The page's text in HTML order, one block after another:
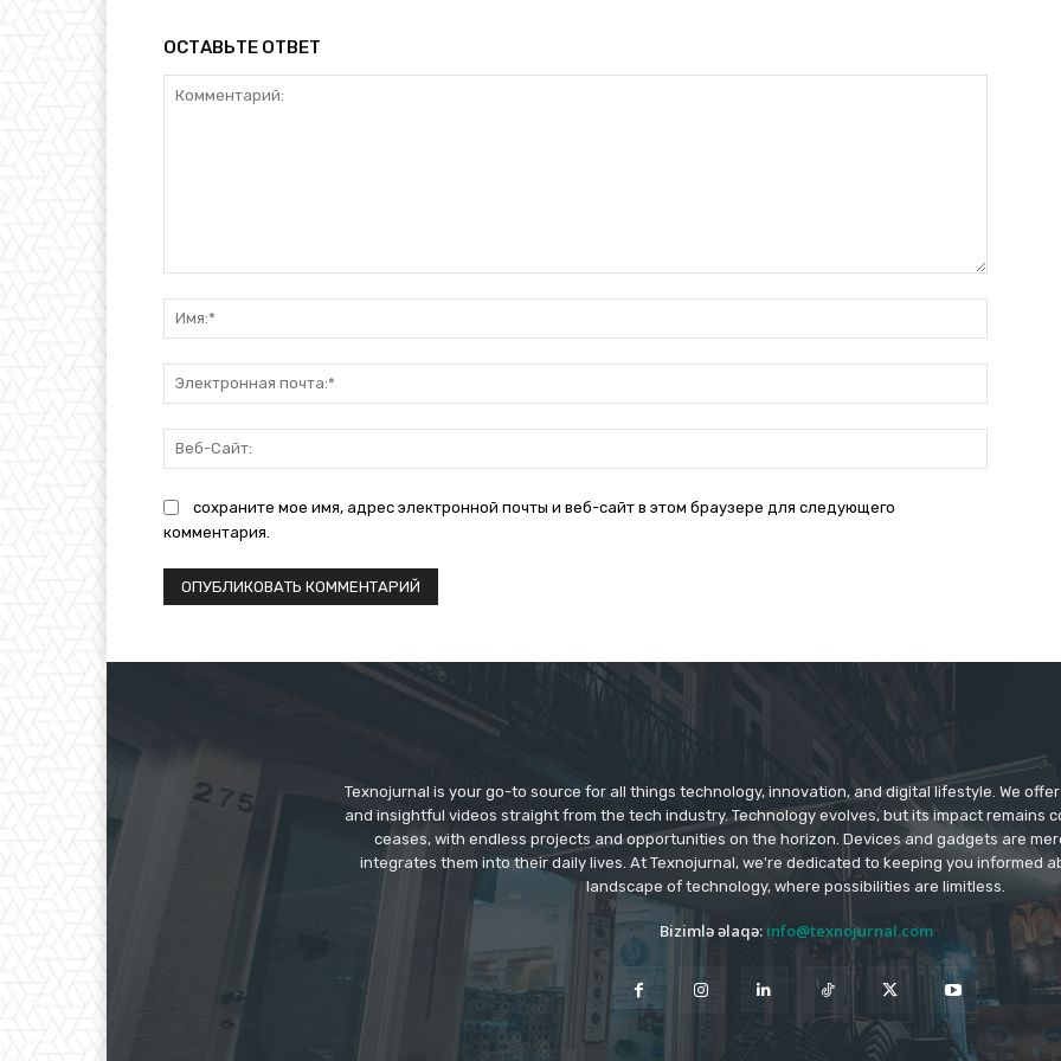
ОСТАВЬТЕ ОТВЕТ
почта:*
Сайт:
сохраните мое имя, адрес электронной почты и веб-сайт в этом браузере для следующего
комментария.
Texnojurnal is your go-to source for all things technology, innovation, and digital lifestyle. We
and insightful videos straight from the tech industry. Technology evolves, but its impact remains
ceases, with endless projects and opportunities on the horizon. Devices and gadgets are
integrates them into their daily lives. At Texnojurnal, we're dedicated to keeping you informed
landscape of technology, where possibilities are limitless.
Bizimlə əlaqə: info@texnojurnal.com